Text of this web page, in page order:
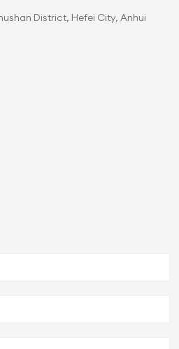
District, Hefei City, Anhui